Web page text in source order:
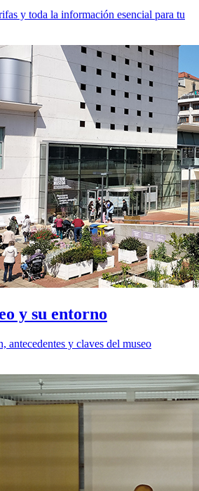
y toda la información esencial para tu
y su entorno
antecedentes y claves del museo